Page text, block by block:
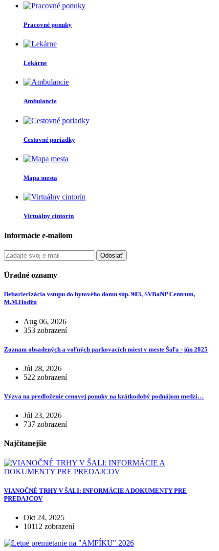
Pracovné ponuky
Lekárne
Ambulancie
Cestovné poriadky
Mapa mesta
Virtuálny cintorín
Informácie e-mailom
Odoslať
Úradné oznamy
Debarierizácia vstupu do bytového domu súp. 903, SVBaNP Centrum,
M.M.Hodžu
Aug 06, 2026
353 zobrazení
Zoznam obsadených a voľných parkovacích miest v meste Šaľa - jún 2025
Júl 28, 2026
522 zobrazení
Výzva na predloženie cenovej ponuky na krátkodobý podnájom medzi…
Júl 23, 2026
737 zobrazení
Najčítanejšie
VIANOČNÉ TRHY V ŠALI: INFORMÁCIE A DOKUMENTY PRE
PREDAJCOV
Okt 24, 2025
10112 zobrazení